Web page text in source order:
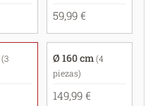
59,99 €
(3
Ø 160 cm (4
piezas)
149,99 €